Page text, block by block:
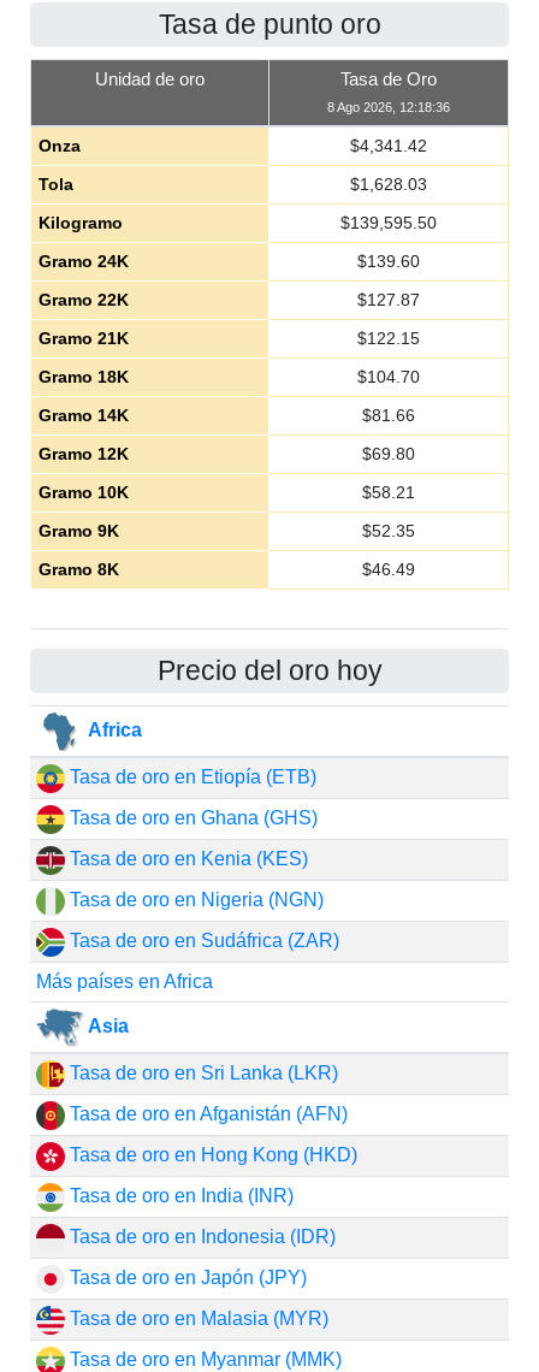
Tasa de punto oro
Unidad de oro Tasa de Oro
8 Ago 2026, 12:18:36
Onza $4,341.42
Tola
$1,628.03
Kilogramo
$139,595.50
Gramo 24K
$139.60
Gramo 22K
$127.87
Gramo 21K
$122.15
Gramo 18K
$104.70
Gramo 14K
$81.66
Gramo 12K
$69.80
Gramo 10K
$58.21
Gramo 9K
$52.35
Gramo 8K
$46.49
Precio del oro hoy
Africa
Tasa de oro en Etiopía (ETB)
Tasa de oro en Ghana (GHS)
Tasa de oro en Kenia (KES)
Tasa de oro en Nigeria (NGN)
Tasa de oro en Sudáfrica (ZAR)
Más países en Africa
Asia
Tasa de oro en Sri Lanka (LKR)
Tasa de oro en Afganistán (AFN)
Tasa de oro en Hong Kong (HKD)
Tasa de oro en India (INR)
Tasa de oro en Indonesia (IDR)
Tasa de oro en Japón (JPY)
Tasa de oro en Malasia (MYR)
Tasa de oro en Myanmar (MMK)